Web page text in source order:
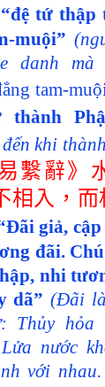
“đệ tứ thập
muội”
danh
tam-
thành
khi
易繫辭》
相入，
giả,
đãi.
nhi
dã” (Đãi
Thủy hỏa
nước
với